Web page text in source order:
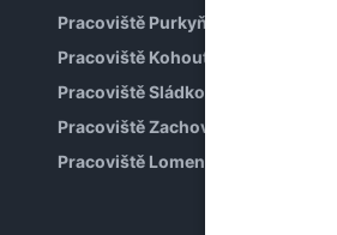
Pracoviště Purkyňova
Pracoviště Kohoutova
Pracoviště Sládkova
Pracoviště Zachova
Pracoviště Lomená